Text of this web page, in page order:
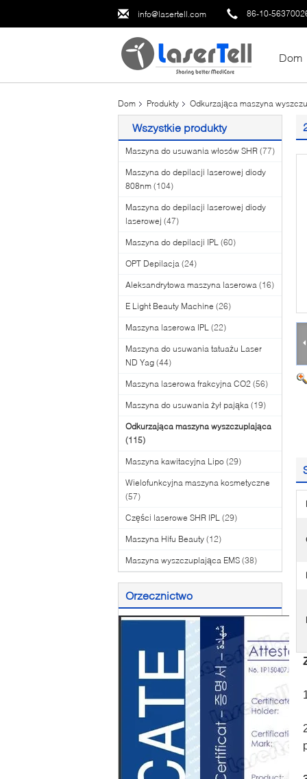
info@lasertell.com 86-10-
Dom
Dom Produkty Odkurzająca maszyna
Wszystkie produkty
Maszyna do usuwania włosów SHR (77)
Maszyna do depilacji laserowej diody
808nm (104)
Maszyna do depilacji laserowej diody
laserowej (47)
Maszyna do depilacji IPL (60)
OPT Depilacja (24)
Aleksandrytowa maszyna laserowa (16)
E Light Beauty Machine (26)
Maszyna laserowa IPL (22)
Maszyna do usuwania tatuażu Laser
ND Yag (44)
Maszyna laserowa frakcyjna CO2 (56)
Maszyna do usuwania żył pająka (19)
Odkurzająca maszyna wyszczuplająca
(115)
Maszyna kawitacyjna Lipo (29)
Wielofunkcyjna maszyna kosmetyczne
(57)
Części laserowe SHR IPL (29)
Maszyna Hifu Beauty (12)
Maszyna wyszczuplająca EMS (38)
Orzecznictwo